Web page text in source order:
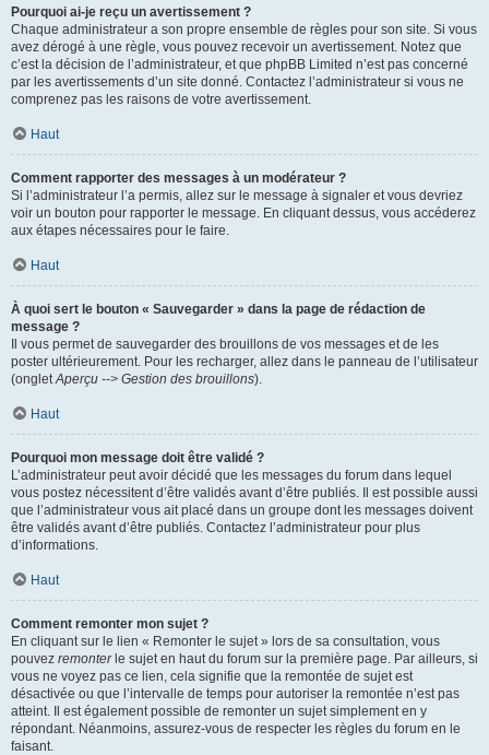
Pourquoi ai-je reçu un avertissement ?
Chaque administrateur a son propre ensemble de règles pour son site. Si vous
avez dérogé à une règle, vous pouvez recevoir un avertissement. Notez que
c’est la décision de l’administrateur, et que phpBB Limited n’est pas concerné
par les avertissements d’un site donné. Contactez l’administrateur si vous ne
comprenez pas les raisons de votre avertissement.
Haut
Comment rapporter des messages à un modérateur ?
Si l’administrateur l’a permis, allez sur le message à signaler et vous devriez
voir un bouton pour rapporter le message. En cliquant dessus, vous accéderez
aux étapes nécessaires pour le faire.
Haut
À quoi sert le bouton « Sauvegarder » dans la page de rédaction de
message ?
Il vous permet de sauvegarder des brouillons de vos messages et de les
poster ultérieurement. Pour les recharger, allez dans le panneau de l’utilisateur
(ongletAperçu --> Gestion des brouillons).
Haut
Pourquoi mon message doit être validé ?
L’administrateur peut avoir décidé que les messages du forum dans lequel
vous postez nécessitent d’être validés avant d’être publiés. Il est possible aussi
que l’administrateur vous ait placé dans un groupe dont les messages doivent
être validés avant d’être publiés. Contactez l’administrateur pour plus
d’informations.
Haut
Comment remonter mon sujet ?
En cliquant sur le lien « Remonter le sujet » lors de sa consultation, vous
pouvez remonterle sujet en haut du forum sur la première page. Par ailleurs, si
vous ne voyez pas ce lien, cela signifie que la remontée de sujet est
désactivée ou que l’intervalle de temps pour autoriser la remontée n’est pas
atteint. Il est également possible de remonter un sujet simplement en y
répondant. Néanmoins, assurez-vous de respecter les règles du forum en le
faisant.